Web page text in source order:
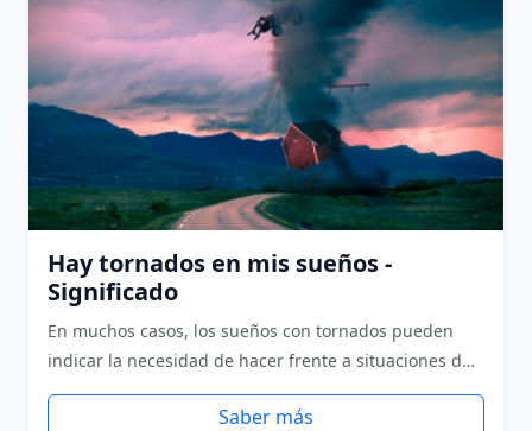
Hay tornados en mis sueños -
Significado
En muchos casos, los sueños con tornados pueden
indicar la necesidad de hacer frente a situaciones d…
Saber más